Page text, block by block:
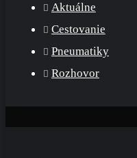
Aktuálne
Cestovanie
Pneumatiky
Rozhovor